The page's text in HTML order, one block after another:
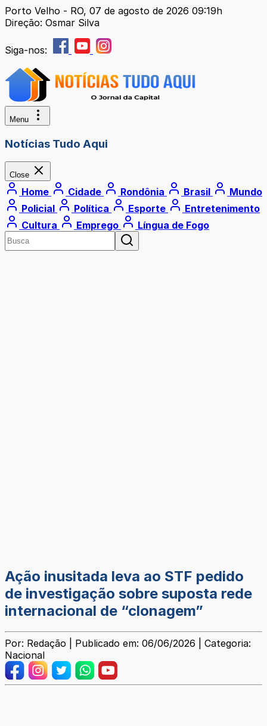
Porto Velho - RO, 07 de agosto de 2026 09:19h
Direção: Osmar Silva
Siga-nos:
Menu
Notícias Tudo Aqui
Close
Home Cidade Rondônia Brasil
Mundo
Policial
Política Esporte
Entretenimento
Cultura
Emprego Língua de Fogo
Ação inusitada leva ao STF pedido
de investigação sobre suposta rede
internacional de “clonagem”
Por: Redação | Publicado em: 06/06/2026 | Categoria:
Nacional